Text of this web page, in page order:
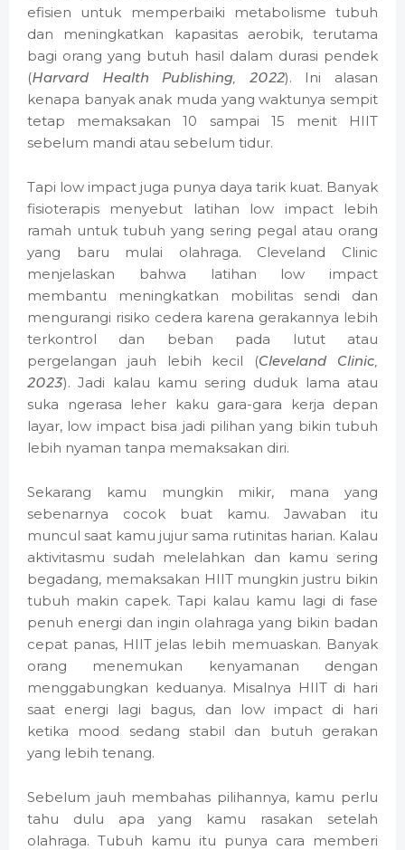
efisien untuk memperbaiki metabolisme tubuh
dan meningkatkan kapasitas aerobik, terutama
bagi orang yang butuh hasil dalam durasi pendek
(Harvard Health Publishing, 2022). Ini alasan
kenapa banyak anak muda yang waktunya sempit
tetap memaksakan 10 sampai 15 menit HIIT
sebelum mandi atau sebelum tidur.
Tapi low impact juga punya daya tarik kuat. Banyak
fisioterapis menyebut latihan low impact lebih
ramah untuk tubuh yang sering pegal atau orang
yang baru mulai olahraga. Cleveland Clinic
menjelaskan bahwa latihan low impact
membantu meningkatkan mobilitas sendi dan
mengurangi risiko cedera karena gerakannya lebih
terkontrol dan beban pada lutut atau
pergelangan jauh lebih kecil (Cleveland Clinic,
2023). Jadi kalau kamu sering duduk lama atau
suka ngerasa leher kaku gara-gara kerja depan
layar, low impact bisa jadi pilihan yang bikin tubuh
lebih nyaman tanpa memaksakan diri.
Sekarang kamu mungkin mikir, mana yang
sebenarnya cocok buat kamu. Jawaban itu
muncul saat kamu jujur sama rutinitas harian. Kalau
aktivitasmu sudah melelahkan dan kamu sering
begadang, memaksakan HIIT mungkin justru bikin
tubuh makin capek. Tapi kalau kamu lagi di fase
penuh energi dan ingin olahraga yang bikin badan
cepat panas, HIIT jelas lebih memuaskan. Banyak
orang menemukan kenyamanan dengan
menggabungkan keduanya. Misalnya HIIT di hari
saat energi lagi bagus, dan low impact di hari
ketika mood sedang stabil dan butuh gerakan
yang lebih tenang.
Sebelum jauh membahas pilihannya, kamu perlu
tahu dulu apa yang kamu rasakan setelah
olahraga. Tubuh kamu itu punya cara memberi